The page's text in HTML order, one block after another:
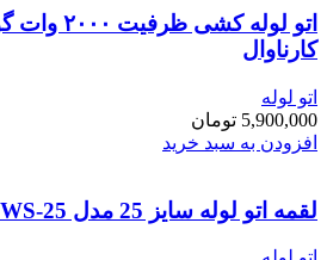
کارناوال
اتو لوله
5,900,000 تومان
افزودن به سبد خرید
لقمه اتو لوله سایز 25 مدل TPWS-25 تیوان